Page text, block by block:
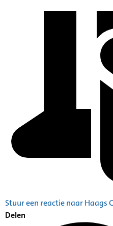
Stuur een reactie naar Haags
Delen